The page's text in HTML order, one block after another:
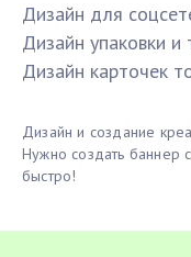
Дизайн для
Дизайн упаковки и
Дизайн карточек
Дизайн и создание
Нужно создать баннер
быстро!